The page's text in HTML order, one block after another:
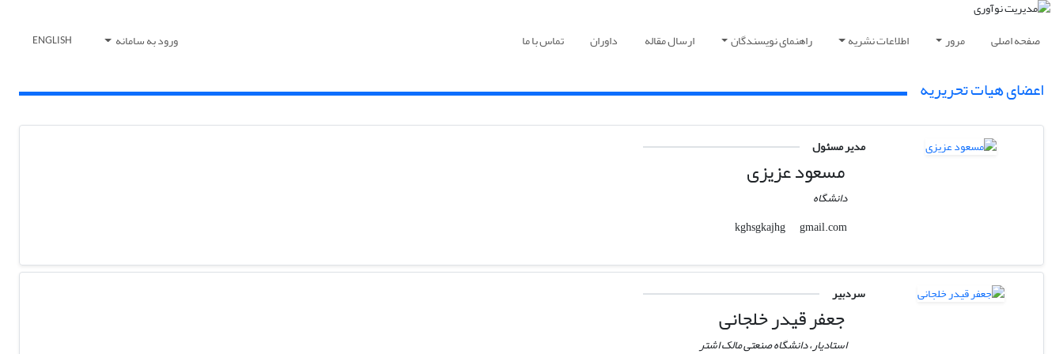
صفحه اصلی مرور اطلاعات نشریه راهنمای نویسندگان ارسال مقاله داوران تماس با ما ورود به سامانه ENGLISH
اعضای هیات تحریریه
مدیر مسئول
مسعود عزیزی
دانشگاه
kghsgkajhg
gmail.com
سردبیر
جعفر قیدر خلجانی
استادیار، دانشگاه صنعتی مالک اشتر